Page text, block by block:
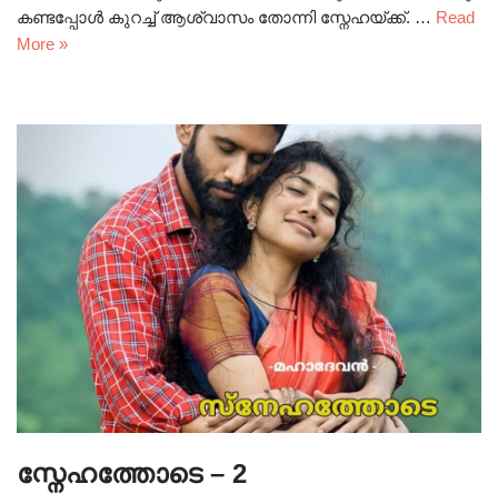
കണ്ടപ്പോൾ കുറച്ച് ആശ്വാസം തോന്നി സ്നേഹയ്ക്ക്. … Read
More »
സ്നേഹത്തോടെ – 2